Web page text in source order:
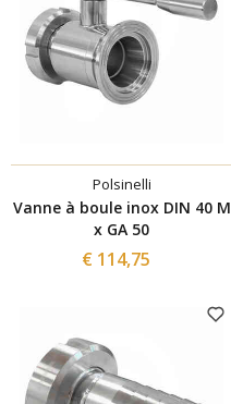
Polsinelli
Vanne à boule inox DIN 40 M
x GA 50
€ 114,75